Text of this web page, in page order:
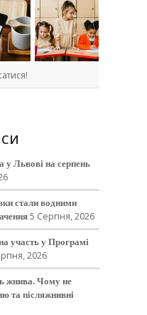
у Львові на серпень
стали водними
5 Серпня, 2026
участь у Програмі
2026
жнива. Чому не
та післяжнивні